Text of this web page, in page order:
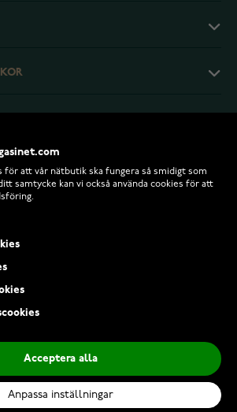
© 2026 Klockmagasinet.com
599,00 Kr
Lägg till i kundvagn
för att vår nätbutik ska fungera så smidigt som
samtycke kan vi också använda cookies för att
Acceptera alla
Anpassa inställningar